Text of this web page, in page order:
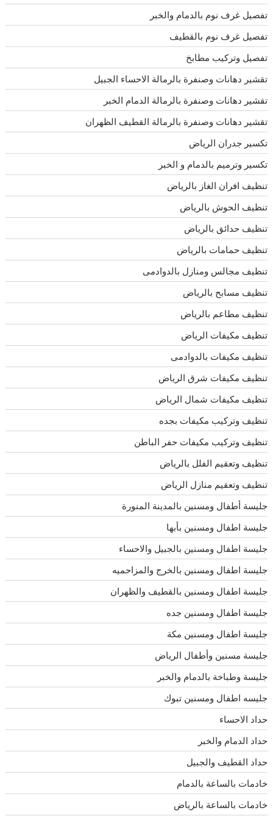
تفصيل غرف نوم بالدمام والخبر
تفصيل غرف نوم بالقطيف
تفصيل وتركيب مطابخ
تقشير دهانات وصنفرة بالرمالة الاحساء الجبيل
تقشير دهانات وصنفرة بالرمالة الدمام الخبر
تقشير دهانات وصنفرة بالرمالة القطيف الظهران
تكسير جدران الرياض
تكسير وترميم بالدمام و الخبر
تنظيف افران الغاز بالرياض
تنظيف الحوش بالرياض
تنظيف حدائق بالرياض
تنظيف حمامات بالرياض
تنظيف مجالس ومنازل بالدوادمى
تنظيف مسابح بالرياض
تنظيف مطاعم بالرياض
تنظيف مكيفات الرياض
تنظيف مكيفات بالدوادمى
تنظيف مكيفات شرق الرياض
تنظيف مكيفات شمال الرياض
تنظيف وتركيب مكيفات بجده
تنظيف وتركيب مكيفات حفر الباطن
تنظيف وتعقيم الفلل بالرياض
تنظيف وتعقيم منازل الرياض
جليسة أطفال ومسنين بالمدينة المنورة
جليسة اطفال ومسنين بأبها
جليسة اطفال ومسنين بالجبيل والاحساء
جليسة اطفال ومسنين بالخرج والمزاحميه
جليسة اطفال ومسنين بالقطيف والظهران
جليسة اطفال ومسنين جده
جليسة اطفال ومسنين مكة
جليسة مسنين وأطفال الرياض
جليسة وطباخة بالدمام والخبر
جليسه اطفال ومسنين تبوك
حداد الاحساء
حداد الدمام والخبر
حداد القطيف والجبيل
خادمات بالساعة بالدمام
خادمات بالساعة بالرياض